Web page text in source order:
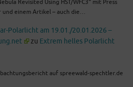
Revisited Using HST/WFC3“ mit Press
und einem Artikel – auch die…
Polarlicht am 19.01./20.01.2026 –
zu Extrem helles Polarlicht
auf spreewald-spechtler.de